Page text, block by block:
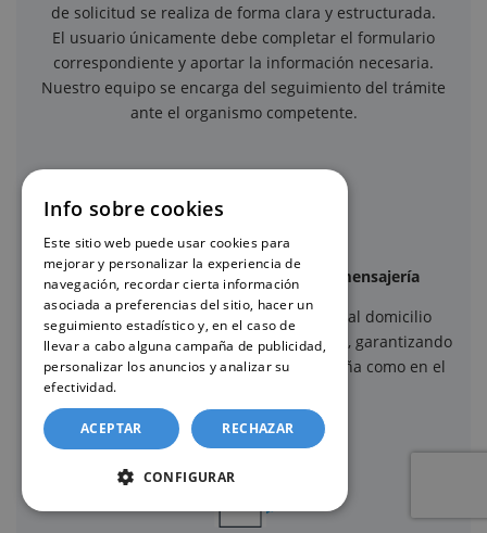
de solicitud se realiza de forma clara y estructurada.
El usuario únicamente debe completar el formulario
correspondiente y aportar la información necesaria.
Nuestro equipo se encarga del seguimiento del trámite
ante el organismo competente.
Envío seguro mediante servicios de mensajería
Una vez recibido el certificado, se envía al domicilio
indicado mediante servicios de mensajería, garantizando
un envío seguro y trazable, tanto en España como en el
Info sobre cookies
Este sitio web puede usar cookies para
mejorar y personalizar la experiencia de
navegación, recordar cierta información
asociada a preferencias del sitio, hacer un
seguimiento estadístico y, en el caso de
llevar a cabo alguna campaña de publicidad,
personalizar los anuncios y analizar su
efectividad.
ACEPTAR RECHAZAR
CONFIGURAR